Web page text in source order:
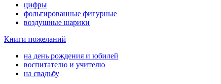
цифры
фольгированные фигурные
воздушные шарики
Книги пожеланий
на день рождения и юбилей
воспитателю и учителю
на свадьбу